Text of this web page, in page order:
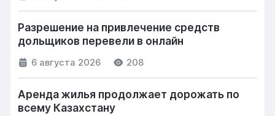
Разрешение на привлечение средств
дольщиков перевели в онлайн
6 августа 2026 208
Аренда жилья продолжает дорожать по
всему Казахстану